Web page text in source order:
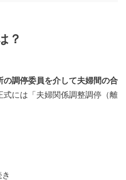
？
の調停委員を介して夫婦間の合
式には「夫婦関係調整調停（離